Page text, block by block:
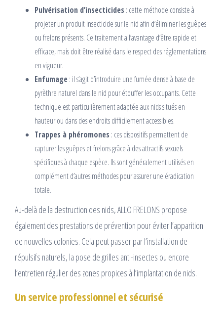
Pulvérisation d’insecticides : cette méthode consiste à
projeter un produit insecticide sur le nid afin d’éliminer les guêpes
ou frelons présents. Ce traitement a l’avantage d’être rapide et
efficace, mais doit être réalisé dans le respect des réglementations
en vigueur.
Enfumage : il s’agit d’introduire une fumée dense à base de
pyrèthre naturel dans le nid pour étouffer les occupants. Cette
technique est particulièrement adaptée aux nids situés en
hauteur ou dans des endroits difficilement accessibles.
Trappes à phéromones : ces dispositifs permettent de
capturer les guêpes et frelons grâce à des attractifs sexuels
spécifiques à chaque espèce. Ils sont généralement utilisés en
complément d’autres méthodes pour assurer une éradication
totale.
Au-delà de la destruction des nids, ALLO FRELONS propose
également des prestations de prévention pour éviter l’apparition
de nouvelles colonies. Cela peut passer par l’installation de
répulsifs naturels, la pose de grilles anti-insectes ou encore
l’entretien régulier des zones propices à l’implantation de nids.
Un service professionnel et sécurisé